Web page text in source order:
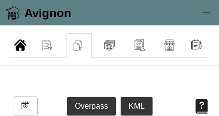
Avignon
Overpass KML